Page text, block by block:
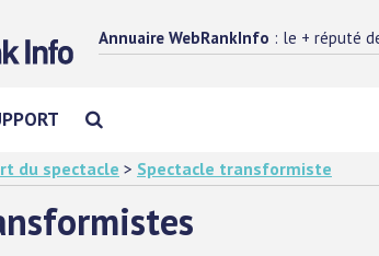
Annuaire WebRankInfo : le + réputé
du spectacle > Spectacle transformiste